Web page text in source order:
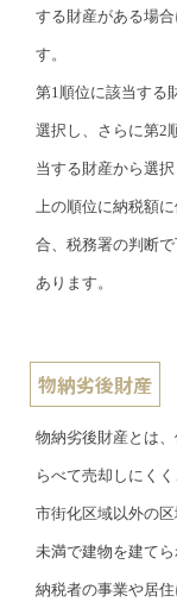
する財産がある場
す。
第1順位に該当する
選択し、さらに第2
当する財産から選択
上の順位に納税額
合、税務署の判断
あります。
物納劣後財産
物納劣後財産とは
らべて売却しにく
市街化区域以外の
未満で建物を建てら
納税者の事業や居